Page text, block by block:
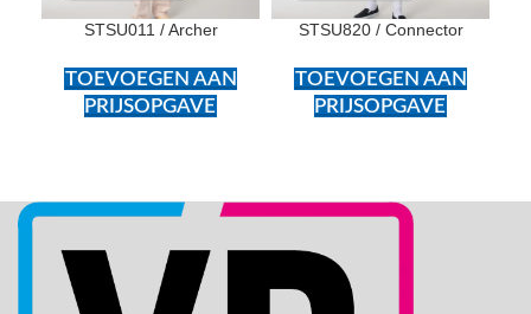
STSU011 / Archer
TOEVOEGEN AAN
PRIJSOPGAVE
STSU820 / Connector
TOEVOEGEN AAN
PRIJSOPGAVE